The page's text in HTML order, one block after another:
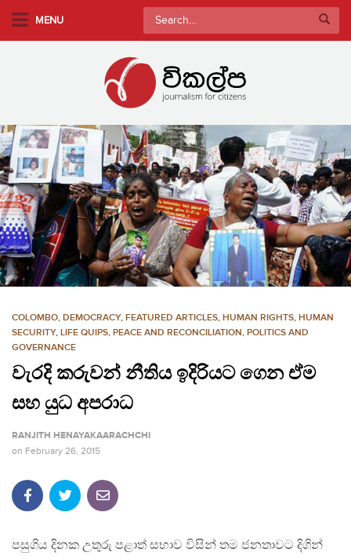
m
a
i
n
c
o
n
t
e
MENU
Search
for:
COLOMBO, DEMOCRACY, FEATURED ARTICLES, HUMAN RIGHTS, HUMAN
SECURITY, LIFE QUIPS, PEACE AND RECONCILIATION, POLITICS AND
GOVERNANCE
වැරදි කරුවන් නීතිය ඉදිරියට ගෙන ඒම
සහ යුධ අපරාධ
RANJITH HENAYAKAARACHCHI
on February 26, 2015
පසුගිය දිනක උතුරු පළාත් සභාව විසින් තම ජනතාවට දිගින්